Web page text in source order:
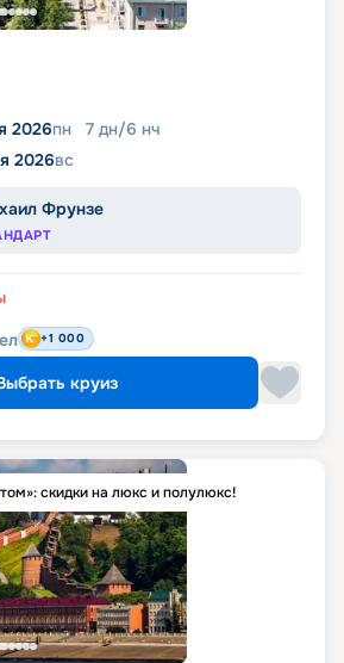
2026пн 7 дн/6 нч
2026вс
Фрунзе
+1 000
круиз
скидки на люкс и полулюкс!